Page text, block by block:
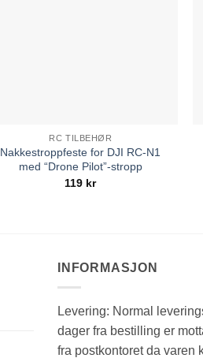
RC TILBEHØR
Nakkestroppfeste for DJI RC-N1
med “Drone Pilot”-stropp
119 kr
INFORMASJON
Levering: Normal
dager fra bestilling er
fra postkontoret da varen